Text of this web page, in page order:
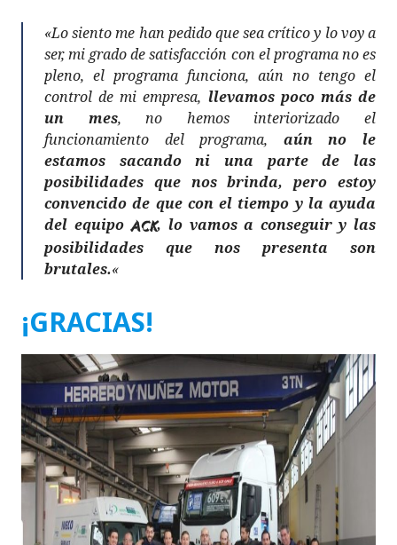
«Lo siento me han pedido que sea crítico y lo voy a
ser, mi grado de satisfacción con el programa no es
pleno, el programa funciona, aún no tengo el
control de mi empresa, llevamos poco más de
un mes, no hemos interiorizado el
funcionamiento del programa, aún no le
estamos sacando ni una parte de las
posibilidades que nos brinda, pero estoy
convencido de que con el tiempo y la ayuda
del equipoACK, lo vamos a conseguir y las
posibilidades que nos presenta son
brutales.«
¡GRACIAS!